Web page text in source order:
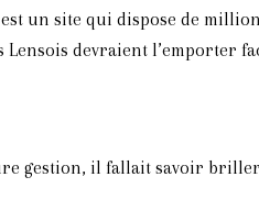
un site qui dispose de
devraient l’emporter
gestion, il fallait savoir